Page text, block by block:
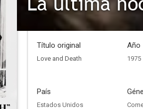
Título original
Love and Death
Año
1975
País
Estados Unidos